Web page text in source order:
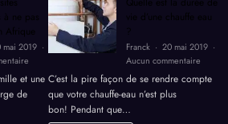
à ne pas
Afrique
mai 2019
Guide
touristiques
et une
de
vie d’une chauffe eau
?
Franck
20 mai 2019
Aucun commentaire
Quelle
est
C’est la pire façon de se rendre compte
que votre chauffe-eau n’est plus
bon! Pendant que…